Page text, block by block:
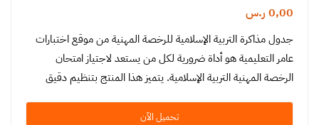
0,00 ر.س
جدول مذاكرة التربية الإسلامية للرخصة المهنية من موقع اختبارات
عامر التعليمية هو أداة ضرورية لكل من يستعد لاجتياز امتحان
الرخصة المهنية التربية الإسلامية. يتميز هذا المنتج بتنظيم دقيق
تحميل الآن